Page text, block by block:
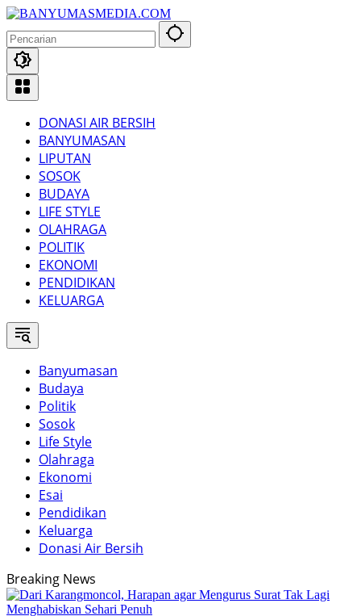
Langsung
konten
DONASI AIR BERSIH
BANYUMASAN
LIPUTAN
SOSOK
BUDAYA
LIFE STYLE
OLAHRAGA
POLITIK
EKONOMI
PENDIDIKAN
KELUARGA
Banyumasan
Budaya
Politik
Sosok
Life Style
Olahraga
Ekonomi
Esai
Pendidikan
Keluarga
Donasi Air Bersih
Breaking News